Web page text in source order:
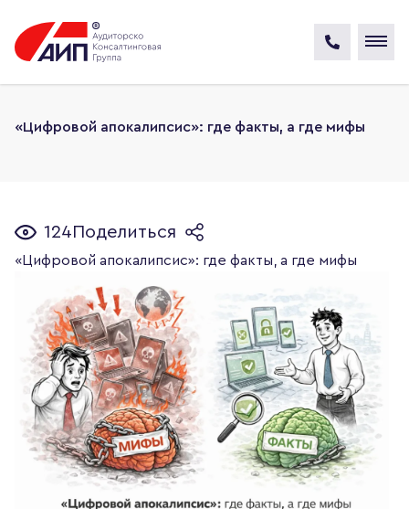
«Цифровой апокалипсис»: где факты, а где мифы
124Поделиться
«Цифровой апокалипсис»: где факты, а где мифы